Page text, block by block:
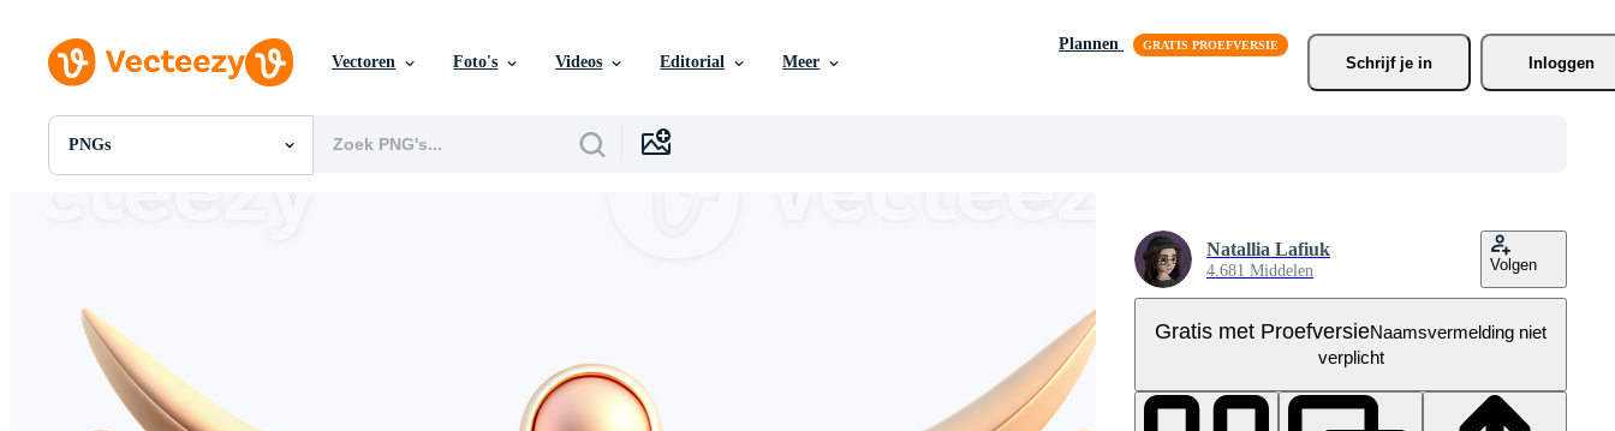
Vectoren Foto's Videos Editorial Meer
Plannen
Schrijf je in Inloggen
PNGs
Alle Afbeeldingen
Vectoren
Videos
Motion graphics
Redactionele Afbeeldingen
Redactionele Evenementen
Natallia Lafiuk
4.681 Middelen Volgen
Gratis met ProefversieNaamsvermelding niet
verplicht